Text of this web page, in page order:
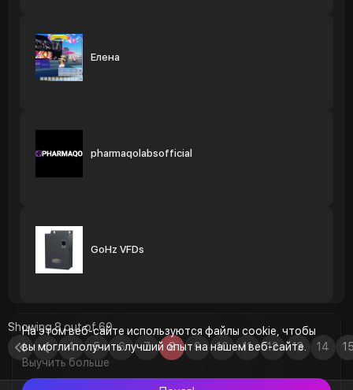
На этом веб-сайте используются файлы cookie, чтобы
вы могли получить лучший опыт на нашем веб-сайте.
Выучить больше
Елена
pharmaqolabsofficial
GoHz VFDs
Showing 8 out of 60
4
5 6 7 8 9 10 11 12 13 14